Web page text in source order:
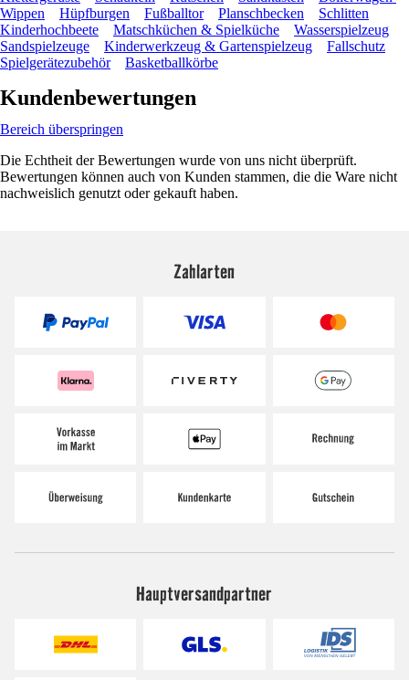
Wippen
Hüpfburgen Fußballtor Planschbecken
Schlitten
Kinderhochbeete
Matschküchen & Spielküche
Wasserspielzeug
Sandspielzeuge
Kinderwerkzeug & Gartenspielzeug
Fallschutz
Spielgerätezubehör
Basketballkörbe
Kundenbewertungen
Bereich überspringen
Die Echtheit der Bewertungen wurde von uns nicht überprüft.
Bewertungen können auch von Kunden stammen, die die Ware nicht
nachweislich genutzt oder gekauft haben.
Zahlarten
Hauptversandpartner